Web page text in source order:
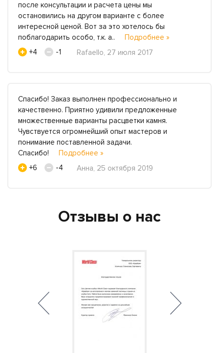
после консультации и расчета цены мы
остановились на другом варианте с более
интересной ценой. Вот за это хотелось бы
поблагодарить особо, т.к. а.. Подробнее »
+4
-1 Rafaello, 27 июля 2017
Спасибо! Заказ выполнен профессионально и
качественно. Приятно удивили предложенные
множественные варианты расцветки камня.
Чувствуется огромнейший опыт мастеров и
понимание поставленной задачи.
Спасибо! Подробнее »
+6
-4 Анна, 25 октября 2019
Отзывы о нас